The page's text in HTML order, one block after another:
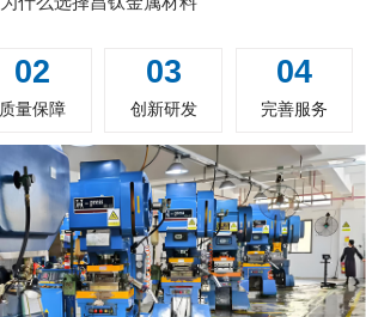
02
质量保障
03
创新研发
04
完善服务